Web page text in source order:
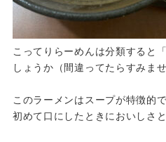
こってりらーめんは分類すると
しょうか（間違ってたらすみませ
このラーメンはスープが特徴的で
初めて口にしたときにおいしさ